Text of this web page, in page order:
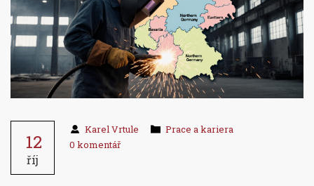
12
říj
Karel Vrtule
Prace a kariera
0 komentář